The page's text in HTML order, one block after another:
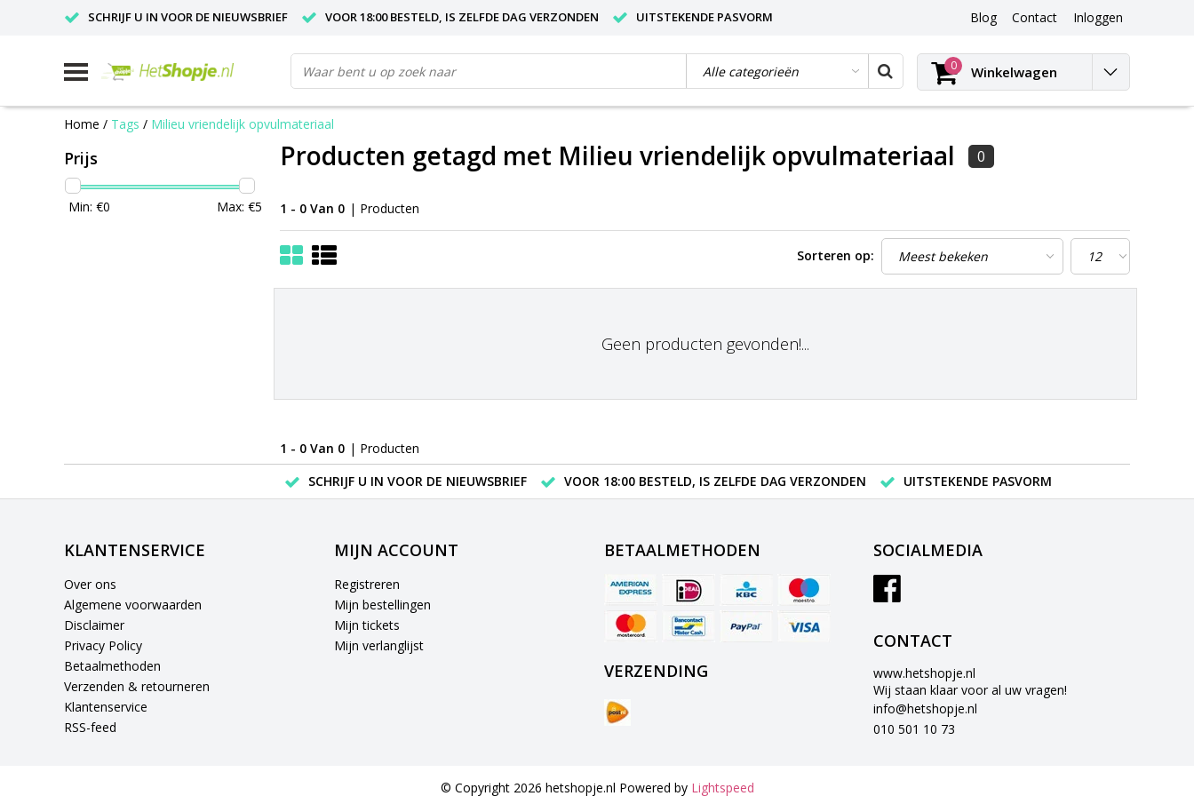
SCHRIJF U IN VOOR DE NIEUWSBRIEF VOOR 18:00 BESTELD, IS ZELFDE DAG VERZONDEN UITSTEKENDE PASVORM Blog
Blog
Contact Inloggen
0 Winkelwagen
Home / Tags / Milieu vriendelijk opvulmateriaal
Prijs
Min: €0 Max: €5
Producten getagd met Milieu vriendelijk opvulmateriaal 0
1 - 0 Van 0 | Producten
Sorteren op:
Geen producten gevonden!...
1 - 0 Van 0 | Producten
SCHRIJF U IN VOOR DE NIEUWSBRIEF
VOOR 18:00 BESTELD, IS ZELFDE DAG VERZONDEN UITSTEKENDE PASVORM
KLANTENSERVICE
Over ons
Algemene voorwaarden
Disclaimer
Privacy Policy
Betaalmethoden
Verzenden & retourneren
Klantenservice
RSS-feed
MIJN ACCOUNT
Registreren
Mijn bestellingen
Mijn tickets
Mijn verlanglijst
BETAALMETHODEN
VERZENDING
SOCIALMEDIA
CONTACT
www.hetshopje.nl
Wij staan klaar voor al uw vragen!
info@hetshopje.nl
010 501 10 73
© Copyright 2026 hetshopje.nl Powered by Lightspeed